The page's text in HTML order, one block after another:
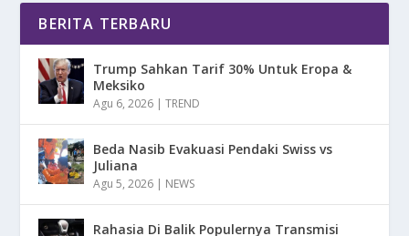
BERITA TERBARU
Trump Sahkan Tarif 30% Untuk Eropa &
Meksiko
Agu 6, 2026 |TREND
Beda Nasib Evakuasi Pendaki Swiss vs
Juliana
Agu 5, 2026 | NEWS
Rahasia Di Balik Populernya Transmisi